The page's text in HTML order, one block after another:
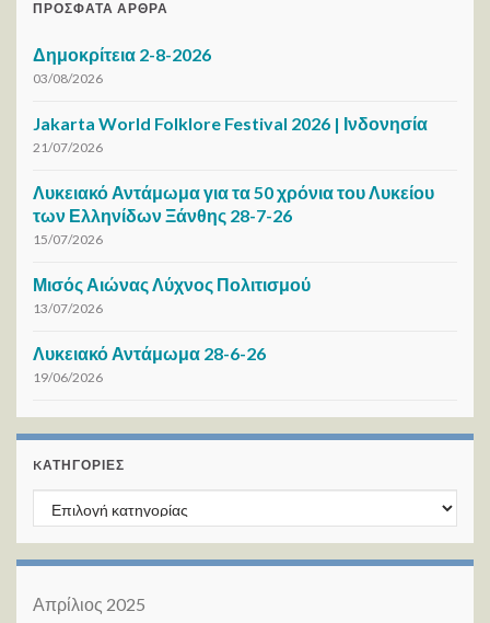
ΠΡΌΣΦΑΤΑ ΆΡΘΡΑ
Δημοκρίτεια 2-8-2026
03/08/2026
Jakarta World Folklore Festival 2026 | Ινδονησία
21/07/2026
Λυκειακό Αντάμωμα για τα 50 χρόνια του Λυκείου
των Ελληνίδων Ξάνθης 28-7-26
15/07/2026
Μισός Αιώνας Λύχνος Πολιτισμού
13/07/2026
Λυκειακό Αντάμωμα 28-6-26
19/06/2026
KΑΤΗΓΟΡΊΕΣ
Kατηγορίες
Απρίλιος 2025